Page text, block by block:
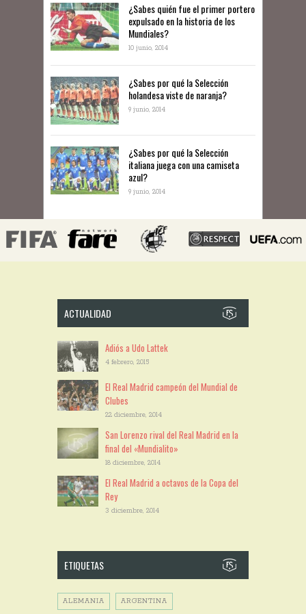
¿Sabes quién fue el primer portero
expulsado en la historia de los
Mundiales?
10 junio, 2014
​¿Sabes por qué la Selección
holandesa viste de naranja?
9 junio, 2014
¿Sabes por qué la Selección
italiana juega con una camiseta
azul?
9 junio, 2014
ACTUALIDAD
Adiós a Udo Lattek
4 febrero, 2015
El Real Madrid campeón del Mundial de
Clubes
22 diciembre, 2014
San Lorenzo rival del Real Madrid en la
final del «Mundialito»
18 diciembre, 2014
El Real Madrid a octavos de la Copa del
Rey
3 diciembre, 2014
ETIQUETAS
ALEMANIA ARGENTINA